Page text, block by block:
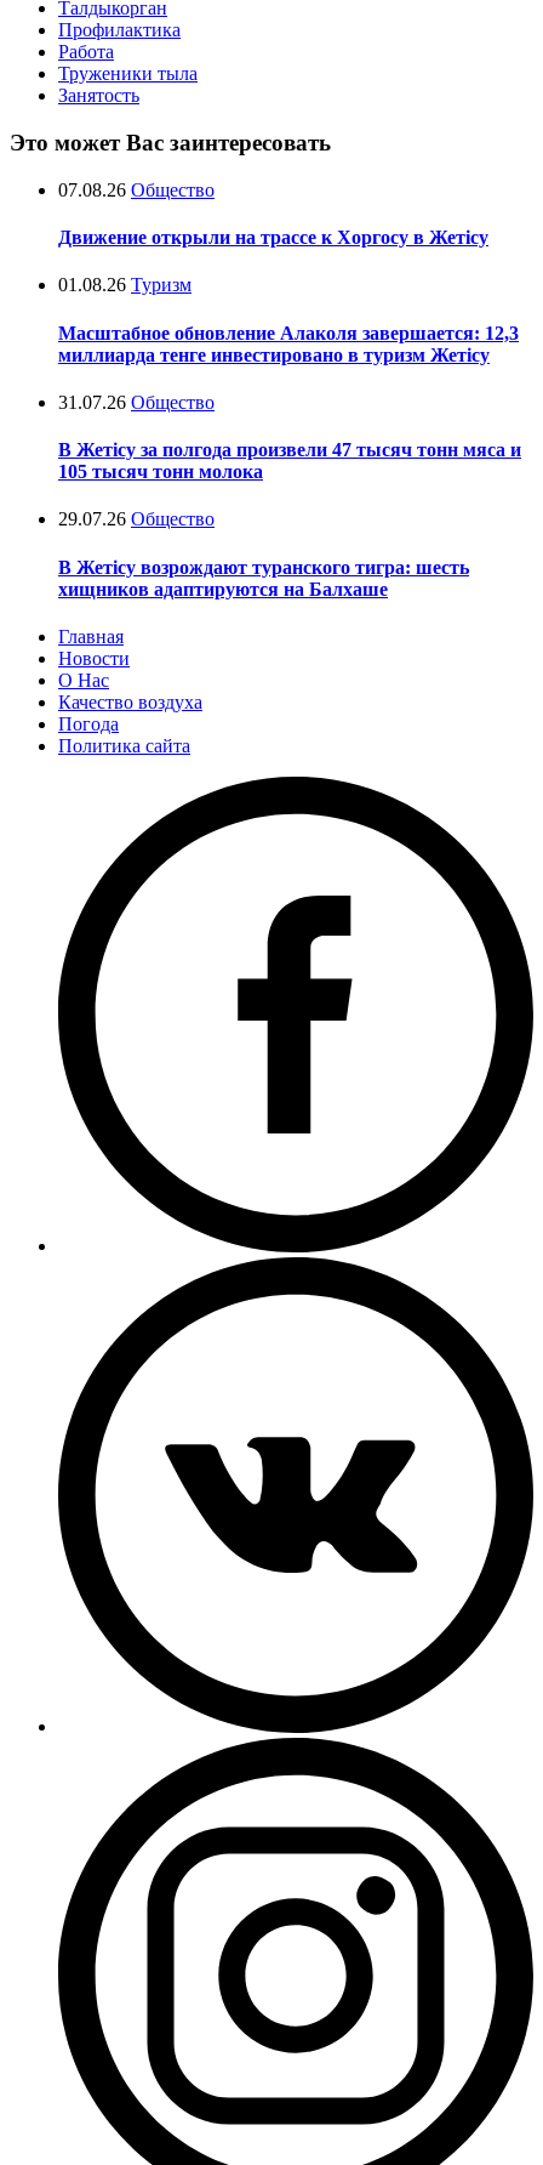
Талдыкорган
Профилактика
Работа
Труженики тыла
Занятость
Это может Вас заинтересовать
07.08.26 Общество
Движение открыли на трассе к Хоргосу в Жетісу
01.08.26 Туризм
Масштабное обновление Алаколя завершается: 12,3
миллиарда тенге инвестировано в туризм Жетісу
31.07.26 Общество
В Жетісу за полгода произвели 47 тысяч тонн мяса и
105 тысяч тонн молока
29.07.26 Общество
В Жетісу возрождают туранского тигра: шесть
хищников адаптируются на Балхаше
Главная
Новости
О Нас
Качество воздуха
Погода
Политика сайта